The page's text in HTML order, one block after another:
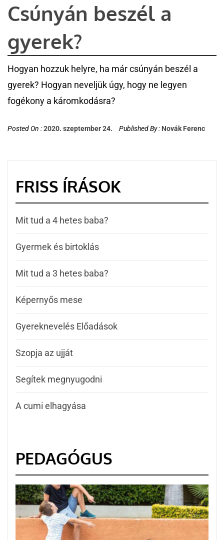
Csúnyán beszél a
gyerek?
Hogyan hozzuk helyre, ha már csúnyán beszél a
gyerek? Hogyan neveljük úgy, hogy ne legyen
fogékony a káromkodásra?
Posted On :2020. szeptember 24. Published By : Novák Ferenc
FRISS ÍRÁSOK
Mit tud a 4 hetes baba?
Gyermek és birtoklás
Mit tud a 3 hetes baba?
Képernyős mese
Gyereknevelés Előadások
Szopja az ujját
Segítek megnyugodni
A cumi elhagyása
PEDAGÓGUS